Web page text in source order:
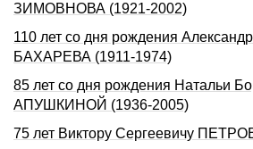
ЗИМОВНОВА (1921-2002)
110 лет со дня pождения
БАХАРЕВА (1911-1974)
85 лет со дня рождения Натальи
АПУШКИНОЙ (1936-2005)
75 лет Виктору Сергеевичу